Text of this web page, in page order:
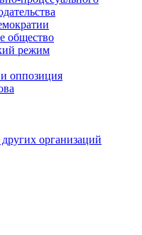
общество
режим
оппозиция
организаций